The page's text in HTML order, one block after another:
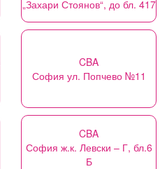
„Захари Стоянов“, до бл. 417
CBA
София ул. Попчево №11
CBA
София ж.к. Левски – Г, бл.6
Б